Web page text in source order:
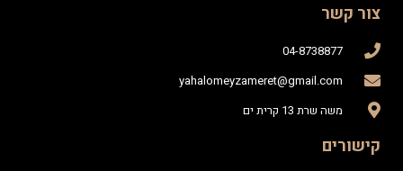
צור קשר
04-8738877
yahalomeyzameret@gmail.com
משה שרת 13 קרית ים
קישורים